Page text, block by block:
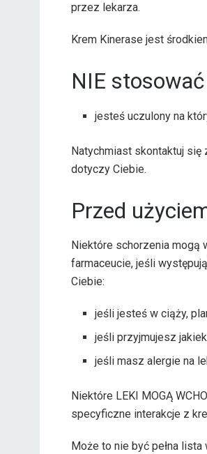
przez lekarza.
Krem Kinerase jest
NIE
jesteś uczulony na
Natychmiast skontaktuj
dotyczy Ciebie.
Przed
Niektóre schorzenia mogą
farmaceucie, jeśli
Ciebie:
jeśli jesteś w ciąży,
jeśli przyjmujesz
jeśli masz alergie na
Niektóre LEKI MOGĄ
specyficzne interakcje z
Może to nie być pełna